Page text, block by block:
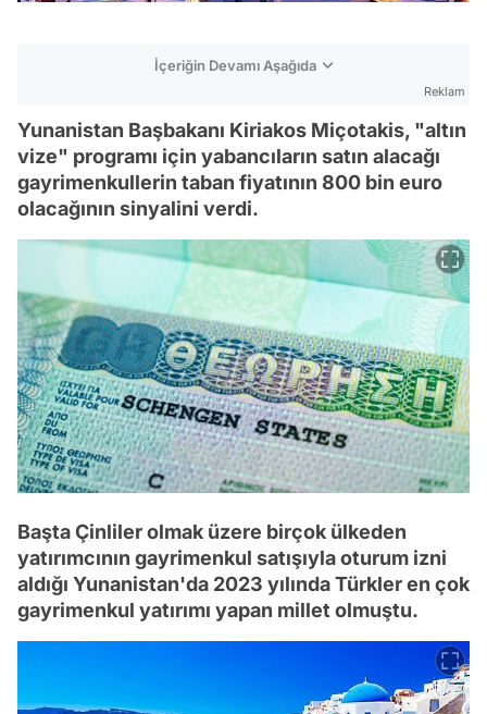
İçeriğin Devamı Aşağıda
Reklam
Yunanistan Başbakanı Kiriakos Miçotakis, "altın
vize" programı için yabancıların satın alacağı
gayrimenkullerin taban fiyatının 800 bin euro
olacağının sinyalini verdi.
Başta Çinliler olmak üzere birçok ülkeden
yatırımcının gayrimenkul satışıyla oturum izni
aldığı Yunanistan'da 2023 yılında Türkler en çok
gayrimenkul yatırımı yapan millet olmuştu.